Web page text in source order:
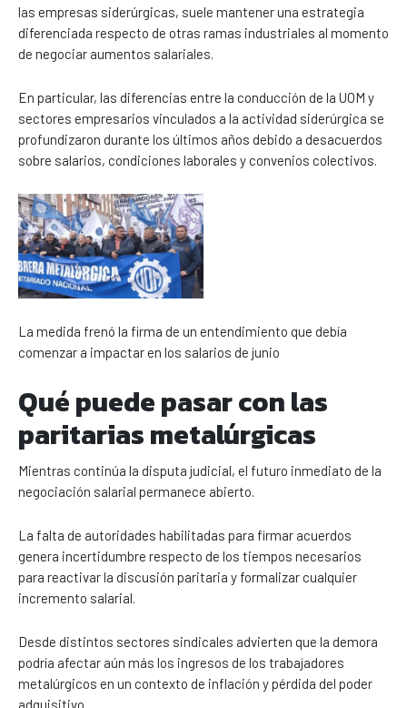
las empresas siderúrgicas, suele mantener una estrategia
diferenciada respecto de otras ramas industriales al momento
de negociar aumentos salariales.
En particular, las diferencias entre la conducción de la UOM y
sectores empresarios vinculados a la actividad siderúrgica se
profundizaron durante los últimos años debido a desacuerdos
sobre salarios, condiciones laborales y convenios colectivos.
La medida frenó la firma de un entendimiento que debía
comenzar a impactar en los salarios de junio
Qué puede pasar con las
paritarias metalúrgicas
Mientras continúa la disputa judicial, el futuro inmediato de la
negociación salarial permanece abierto.
La falta de autoridades habilitadas para firmar acuerdos
genera incertidumbre respecto de los tiempos necesarios
para reactivar la discusión paritaria y formalizar cualquier
incremento salarial.
Desde distintos sectores sindicales advierten que la demora
podría afectar aún más los ingresos de los trabajadores
metalúrgicos en un contexto de inflación y pérdida del poder
adquisitivo.